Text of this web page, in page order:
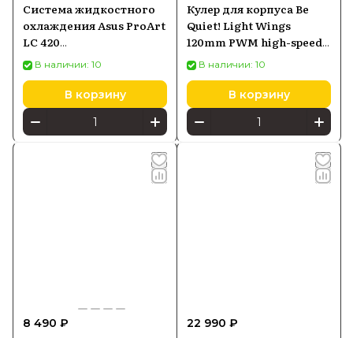
Система жидкостного
охлаждения Asus ProArt
LC 420
(90RC00N0M0UAY0)
В наличии: 10
В корзину
Кулер для корпуса Be
Quiet! Light Wings
120mm PWM high-speed
ARGBВ наличии: 10
В корзину
8 490 ₽ 22 990 ₽